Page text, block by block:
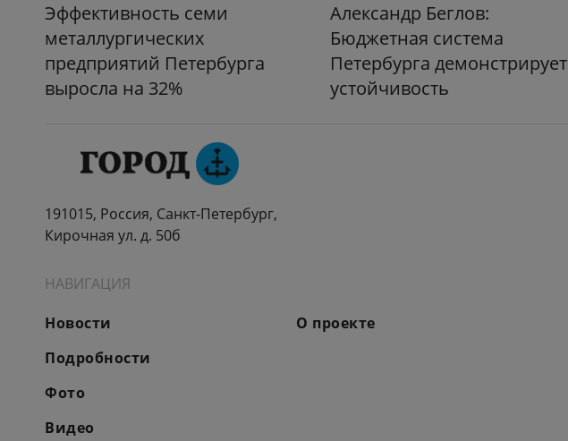
Эффективность семи
металлургических
предприятий Петербурга
выросла на 32%
Александр Беглов:
Бюджетная система
Петербурга демонстрирует
устойчивость
191015, Россия, Санкт-Петербург,
Кирочная ул. д. 50б
НАВИГАЦИЯ
Новости
Подробности
Фото
Видео
О проекте